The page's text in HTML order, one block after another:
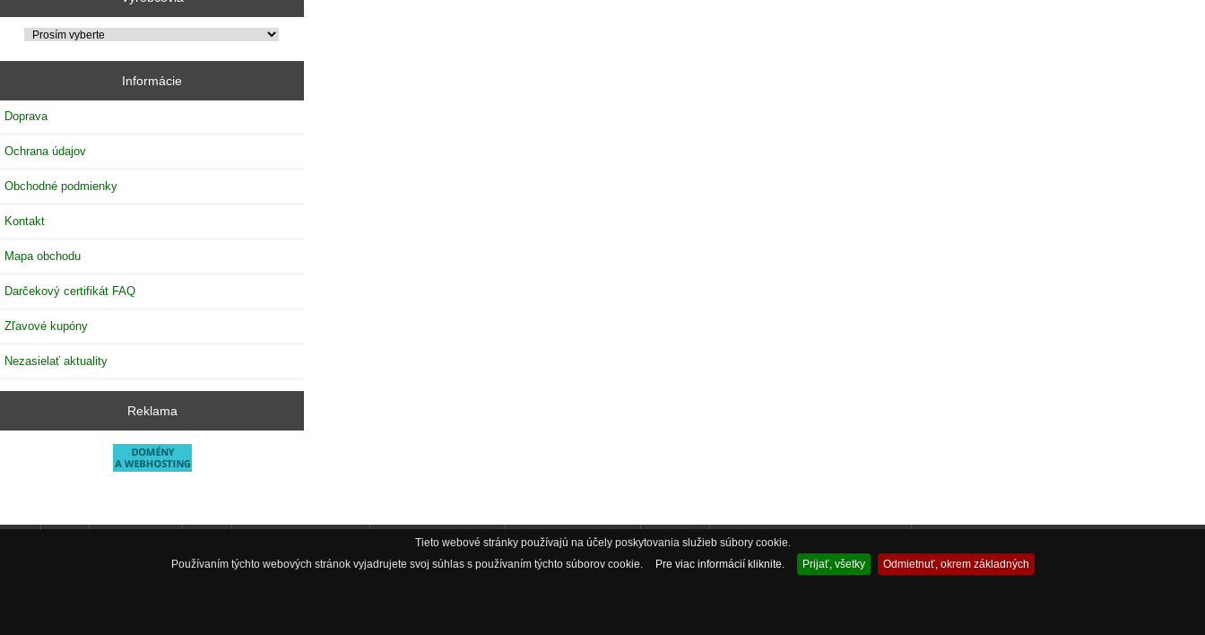
Informácie
Doprava
Ochrana údajov
Obchodné podmienky
Kontakt
Mapa obchodu
Darčekový certifikát FAQ
Zľavové kupóny
Nezasielať aktuality
Reklama
Facebook AkvaObchod Instagram AkvaObchod AkvaBlog Pozáručný servis akváriovej techniky
Tieto webové stránky používajú na účely poskytovania služieb súbory cookie.
Používaním týchto webových stránok vyjadrujete svoj súhlas s používaním týchto súborov cookie.
Pre viac informácií kliknite. Prijať, všetky Odmietnuť, okrem základných